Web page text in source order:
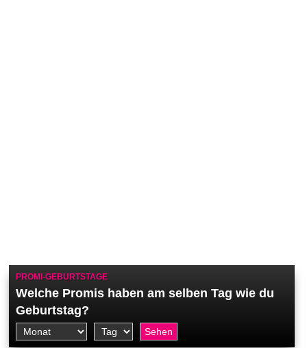
PROMI-GEBURTSTAGE
Welche Promis haben am selben Tag wie du
Geburtstag?